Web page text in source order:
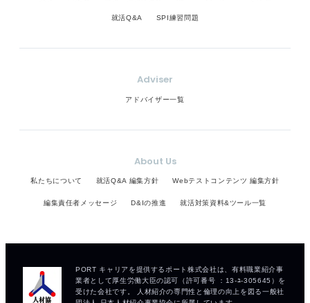
就活Q&A SPI練習問題
Adviser
アドバイザー一覧
About Us
私たちについて 就活Q&A 編集方針 Webテストコンテンツ 編集方針
編集責任者メッセージ D&Iの推進 就活対策資料&ツール一覧